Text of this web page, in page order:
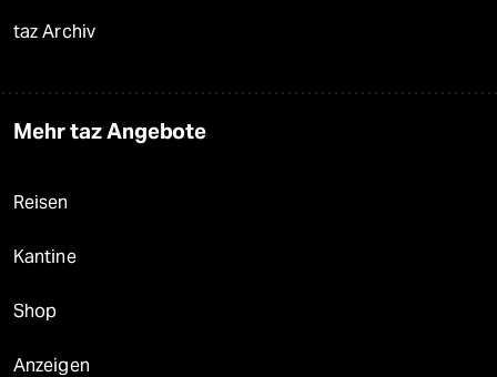
taz Archiv
Mehr taz Angebote
Reisen
Kantine
Shop
Anzeigen